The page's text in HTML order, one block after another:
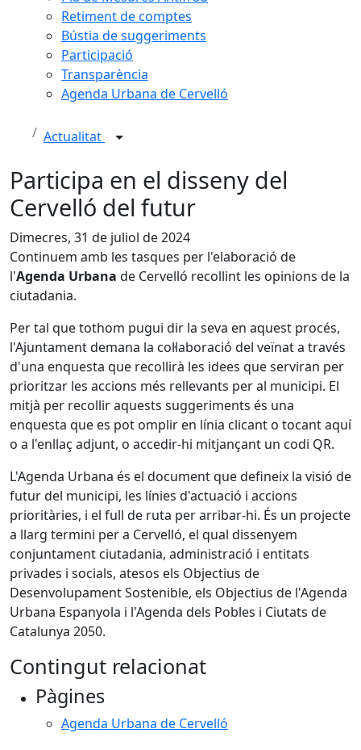
Retiment de comptes
Bústia de suggeriments
Participació
Transparència
Agenda Urbana de Cervelló
Actualitat
Participa en el disseny del
Cervelló del futur
Dimecres, 31 de juliol de 2024
Continuem amb les tasques per l'elaboració de
l'Agenda Urbana de Cervelló recollint les opinions de la
ciutadania.
Per tal que tothom pugui dir la seva en aquest procés,
l'Ajuntament demana la col·laboració del veïnat a través
d'una enquesta que recollirà les idees que serviran per
prioritzar les accions més rellevants per al municipi. El
mitjà per recollir aquests suggeriments és una
enquesta que es pot omplir en línia clicant o tocant aquí
o a l'enllaç adjunt, o accedir-hi mitjançant un codi QR.
L'Agenda Urbana és el document que defineix la visió de
futur del municipi, les línies d'actuació i accions
prioritàries, i el full de ruta per arribar-hi. És un projecte
a llarg termini per a Cervelló, el qual dissenyem
conjuntament ciutadania, administració i entitats
privades i socials, atesos els Objectius de
Desenvolupament Sostenible, els Objectius de l'Agenda
Urbana Espanyola i l'Agenda dels Pobles i Ciutats de
Catalunya 2050.
Contingut relacionat
Pàgines
Agenda Urbana de Cervelló